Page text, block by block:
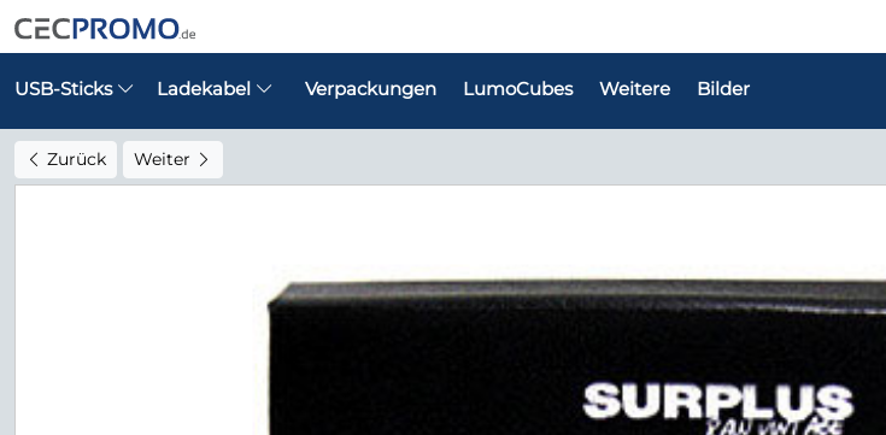
USB-Sticks Ladekabel Verpackungen LumoCubes Weitere Bilder
Zurück Weiter